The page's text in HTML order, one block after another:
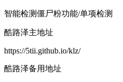
智能检测僵尸粉功能/单项检测
酷路泽主地址
https://5tii.github.io/klz/
酷路泽备用地址